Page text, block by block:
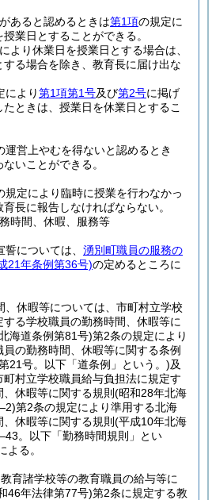
あると認めるときは第1項の規定に
業日とすることができる。
より休業日を授業日とする場合は、
る場合を除き、教育長に届け出な
により第1項第1号及び第2号に掲げ
ときは、授業日を休業日とするこ
運営上やむを得ないと認めるとき
いことができる。
規定により臨時に授業を行わなかっ
長に報告しなければならない。
時間、休暇、服務等
については、 湧別町職員の服務の
21年条例第36号)の定めるところに
、休暇等については、市町村立学校
る学校職員の勤務時間、休暇等に
海道条例第81号)第2条の規定により
の勤務時間、休暇等に関する条例
21号。以下「道条例」という。)及
村立学校職員給与負担法に規定す
休暇等に関する規則 (昭和28年北海
第2条の規定により準用する北海
休暇等に関する規則 (平成10年北海
。以下「勤務時間規則」とい
よる。
育諸学校等の教育職員の給与等に
46年法律第77号)第2条に規定する教